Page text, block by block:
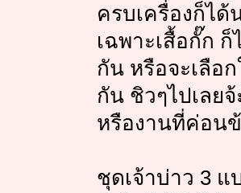
ครบเครื่องก็ได้
เฉพาะเสื้อกั๊ก
กัน หรือจะเลือ
กัน ชิวๆไปเลย
หรืองานที่ค่อนข้
ชุดเจ้าบ่าว 3